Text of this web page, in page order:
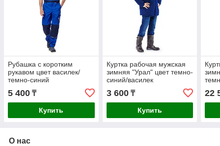
Рубашка с коротким
рукавом цвет василек/
темно-синий
5 400 ₸
Купить
Куртка рабочая мужская
зимняя "Урал" цвет темно-
синий/василек
3 600₸
Купить
22
О нас